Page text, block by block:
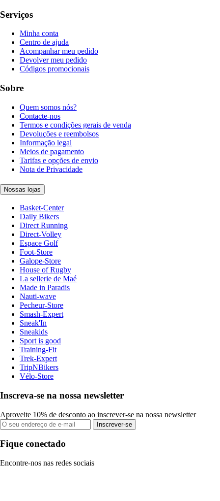
Serviços
Minha conta
Centro de ajuda
Acompanhar meu pedido
Devolver meu pedido
Códigos promocionais
Sobre
Quem somos nós?
Contacte-nos
Termos e condições gerais de venda
Devoluções e reembolsos
Informação legal
Meios de pagamento
Tarifas e opções de envio
Nota de Privacidade
Nossas lojas
Basket-Center
Daily Bikers
Direct Running
Direct-Volley
Espace Golf
Foot-Store
Galope-Store
House of Rugby
La sellerie de Maé
Made in Paradis
Nauti-wave
Pecheur-Store
Smash-Expert
Sneak'In
Sneakids
Sport is good
Training-Fit
Trek-Expert
TripNBikers
Vélo-Store
Inscreva-se na nossa newsletter
Aproveite 10% de desconto ao inscrever-se na nossa newsletter
Inscrever-se
Fique conectado
Encontre-nos nas redes sociais